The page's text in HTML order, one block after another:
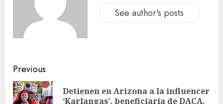
See author's posts
Previous
Detienen en Arizona a la influencer
‘Karlangas’, beneficiaria de DACA,